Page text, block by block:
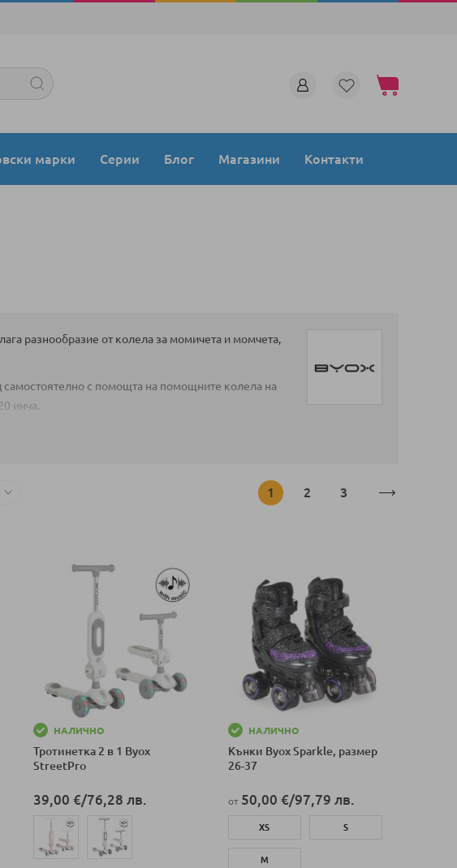
Моята количка
марки Серии Блог Магазини Контакти
разнообразие от колела за момичета и момчета,
с помощта на помощните колела на
инча.
Страница
В момента четете страница
1 Страница
2 Страница
3
НАЛИЧНО
Тротинетка 2 в 1 Byox
StreetPro
39,00 €/76,28 лв.
НАЛИЧНО
Кънки Byox Sparkle, размер
26-37
от 50,00 €/97,79 лв.
XS S
M